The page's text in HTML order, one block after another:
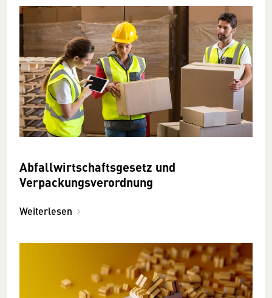
Abfallwirtschaftsgesetz und
Verpackungsverordnung
Weiterlesen